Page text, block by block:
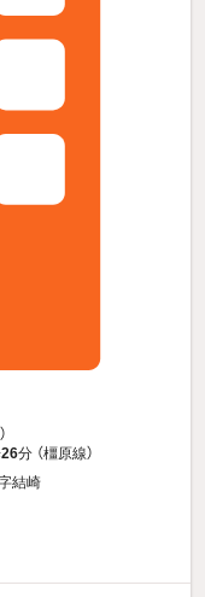
26分 （橿原線）
結崎